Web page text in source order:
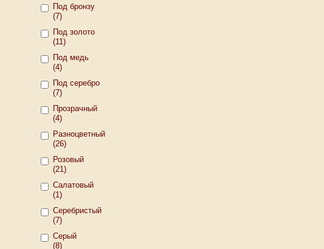
Под бронзу
(7)
Под золото
(11)
Под медь
(4)
Под серебро
(7)
Прозрачный
(4)
Разноцветный
(26)
Розовый
(21)
Салатовый
(1)
Серебристый
(7)
Серый
(8)